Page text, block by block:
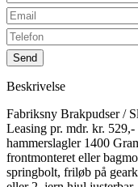
Beskrivelse
Fabriksny Brakpudser /
Leasing pr. mdr. kr.
hammerslagler 1400
frontmonteret eller
springbolt, friløb på